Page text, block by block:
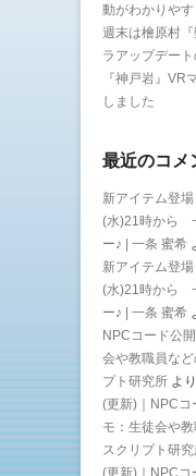
動がわかりや
週末は檜原村
ラアップデー
『神戸岩』VR
しました
最近のコメ
新アイテム登
(水)21時から
ー♪ | 一条 蜜希
新アイテム登
(水)21時から
ー♪ | 一条 蜜希
NPCコード公
会や教職員な
プト研究所 より
(更新)｜NPCコ
モ：生徒会や
スクリプト研
(更新)｜NPCコ